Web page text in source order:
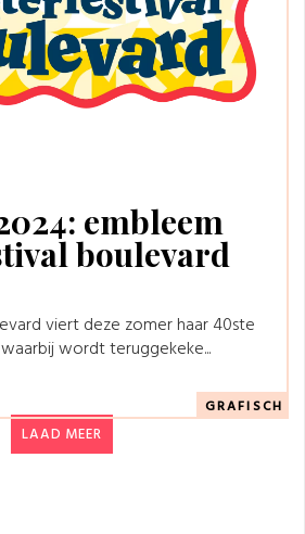
embleem
boulevard
viert deze zomer haar 40ste
wordt teruggekeke...
GRAFISCH
LAAD MEER